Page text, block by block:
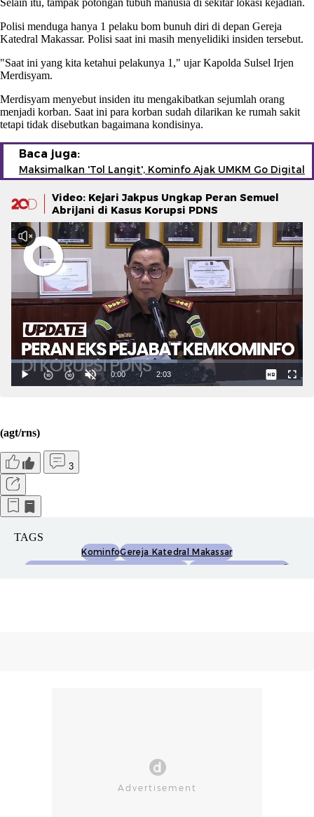
Selain itu, tampak potongan tubuh manusia di sekitar lokasi kejadian.
Polisi menduga hanya 1 pelaku bom bunuh diri di depan Gereja
Katedral Makassar. Polisi saat ini masih menyelidiki insiden tersebut.
"Saat ini yang kita ketahui pelakunya 1," ujar Kapolda Sulsel Irjen
Merdisyam.
Merdisyam menyebut insiden itu mengakibatkan sejumlah orang
menjadi korban. Saat ini para korban sudah dilarikan ke rumah sakit
tetapi tidak disebutkan bagaimana kondisinya.
Baca juga:
Maksimalkan 'Tol Langit', Kominfo Ajak UMKM Go Digital
Video: Kejari Jakpus Ungkap Peran Semuel
Abrijani di Kasus Korupsi PDNS
(agt/rns)
3
TAGS
KominfoGereja Katedral Makassar